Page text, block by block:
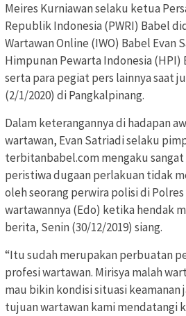
Meires Kurniawan selaku ketua
Republik Indonesia (PWRI) Babel
Wartawan Online (IWO) Babel Evan
Himpunan Pewarta Indonesia (HPI)
serta para pegiat pers lainnya saat
(2/1/2020) di Pangkalpinang.
Dalam keterangannya di hadapan
wartawan, Evan Satriadi selaku
terbitanbabel.com mengaku
peristiwa dugaan perlakuan tidak
oleh seorang perwira polisi di
wartawannya (Edo) ketika hendak
berita, Senin (30/12/2019) siang.
“Itu sudah merupakan perbuatan
profesi wartawan. Mirisya malah
mau bikin kondisi situasi keamanan
tujuan wartawan kami mendatangi